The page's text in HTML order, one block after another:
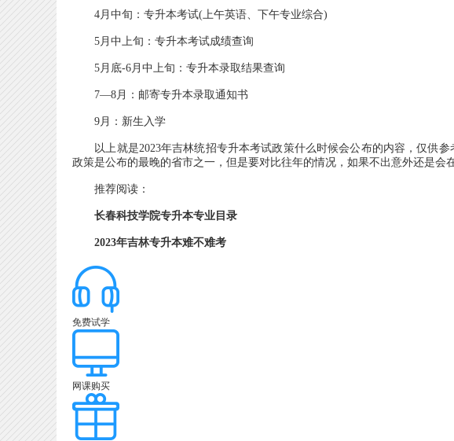
4月中旬：专升本考试(上午英语、下午专业综合)
5月中上旬：专升本考试成绩查询
5月底-6月中上旬：专升本录取结果查询
7—8月：邮寄专升本录取通知书
9月：新生入学
以上就是2023年吉林统招专升本考试政策什么时候会公布的内容，仅供参
政策是公布的最晚的省市之一，但是要对比往年的情况，如果不出意外还是会
推荐阅读：
长春科技学院专升本专业目录
2023年吉林专升本难不难考
免费试学
网课购买